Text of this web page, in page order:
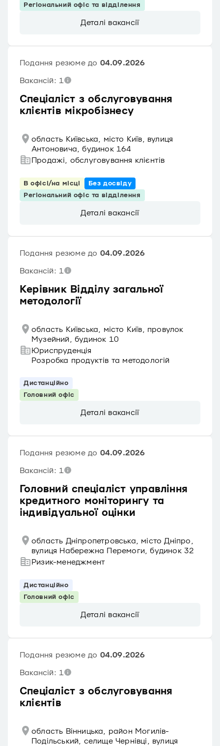
Регіональний офіс та відділення
Деталі вакансії
Спеціаліст з обслуговування
клієнтів мікробізнесу
Подання резюме до 04.09.2026
Вакансій: 1
область Київська, місто Київ, вулиця
Антоновича, будинок 164
Продажі, обслуговування клієнтів
В офісі/на місці
Без досвіду
Регіональний офіс та відділення
Деталі вакансії
Керівник Відділу загальної
методології
Подання резюме до 04.09.2026
Вакансій: 1
область Київська, місто Київ, провулок
Музейний, будинок 10
Юриспруденція
Розробка продуктів та методологій
Дистанційно
Головний офіс
Деталі вакансії
Головний спеціаліст управління
кредитного моніторингу та
індивідуальної оцінки
Подання резюме до 04.09.2026
Вакансій: 1
область Дніпропетровська, місто Дніпро,
вулиця Набережна Перемоги, будинок 32
Ризик-менеджмент
Дистанційно
Головний офіс
Деталі вакансії
Спеціаліст з обслуговування
клієнтів
Подання резюме до 04.09.2026
Вакансій: 1
область Вінницька, район Могилів-
Подільський, селище Чернівці, вулиця